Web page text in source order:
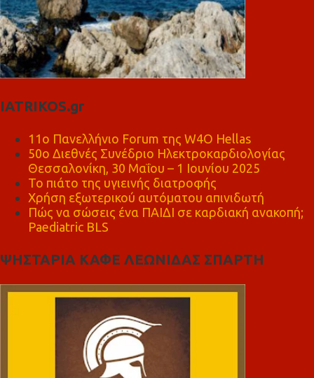
IATRIKOS.gr
11ο Πανελλήνιο Forum της W4O Hellas
50ο Διεθνές Συνέδριο Ηλεκτροκαρδιολογίας
Θεσσαλονίκη, 30 Μαΐου – 1 Ιουνίου 2025
Το πιάτο της υγιεινής διατροφής
Χρήση εξωτερικού αυτόματου απινιδωτή
Πώς να σώσεις ένα ΠΑΙΔΙ σε καρδιακή ανακοπή;
Paediatric BLS
ΨΗΣΤΑΡΙΑ ΚΑΦΕ ΛΕΩΝΙΔΑΣ ΣΠΑΡΤΗ